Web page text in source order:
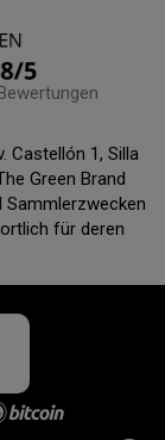
Castellón 1, Silla
Green Brand
Sammlerzwecken
für deren